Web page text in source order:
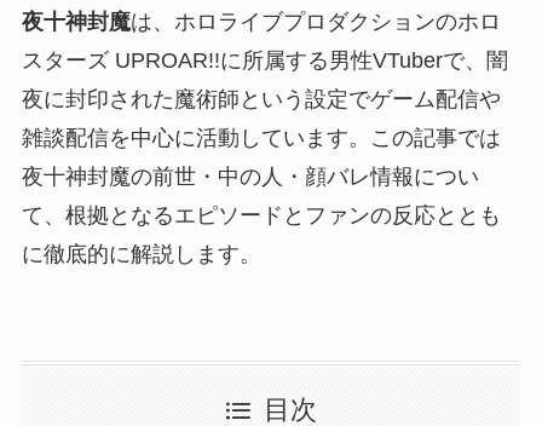
夜十神封魔は、ホロライブプロダクションのホロ
スターズ UPROAR!!に所属する男性VTuberで、闇
夜に封印された魔術師という設定でゲーム配信や
雑談配信を中心に活動しています。この記事では
夜十神封魔の前世・中の人・顔バレ情報につい
て、根拠となるエピソードとファンの反応ととも
に徹底的に解説します。
目次